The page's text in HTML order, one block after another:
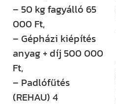
– 50 kg fagyálló 65
000 Ft,
– Gépházi kiépítés
anyag + díj 500 000
Ft,
– Padlófűtés
(REHAU) 4